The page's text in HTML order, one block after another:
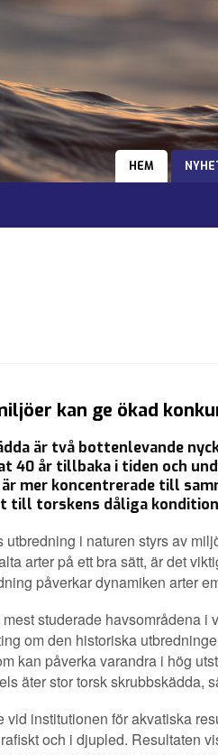
HEM
kan ge ökad
är två bottenlevande
40 år tillbaka i tiden och
mer koncentrerade till
till torskens dåliga
utbredning i naturen styrs av
arter på ett bra sätt, är det
påverkar dynamiken arter
studerade havsområdena
om den historiska
kan påverka varandra i hög
äter stor torsk skrubbskädda,
vid institutionen för akvatiska
och i djupled. Resultaten